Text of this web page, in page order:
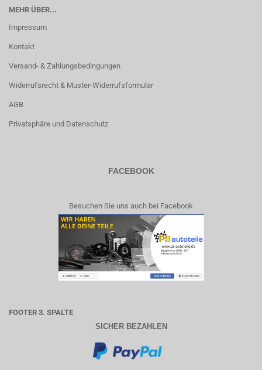
MEHR ÜBER...
Impressum
Kontakt
Versand- & Zahlungsbedingungen
Widerrufsrecht & Muster-Widerrufsformular
AGB
Privatsphäre und Datenschutz
FACEBOOK
Besuchen Sie uns auch bei Facebook
FOOTER 3. SPALTE
SICHER BEZAHLEN